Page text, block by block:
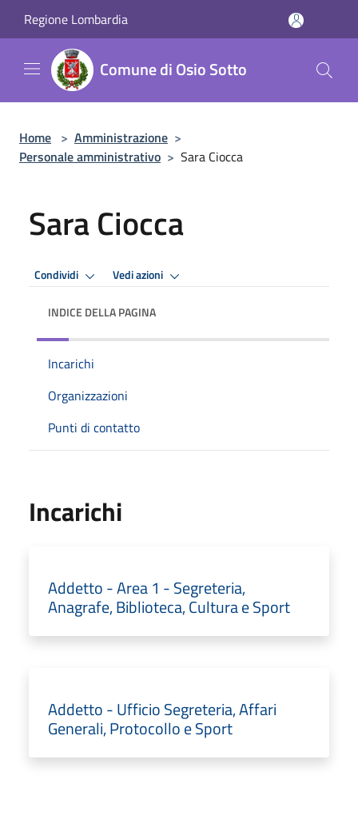
Regione Lombardia
Comune di Osio Sotto
Home > Amministrazione >
Personale amministrativo > Sara Ciocca
Sara Ciocca
Condividi Vedi azioni
INDICE DELLA PAGINA
Incarichi
Organizzazioni
Punti di contatto
Incarichi
Addetto - Area 1 - Segreteria,
Anagrafe, Biblioteca, Cultura e Sport
Addetto - Ufficio Segreteria, Affari
Generali, Protocollo e Sport